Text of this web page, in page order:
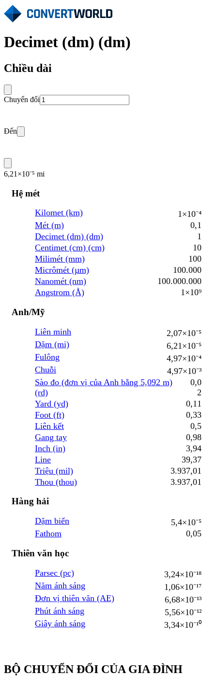
Decimet (dm) (dm)
Chiều dài
Chuyển đổi
Đến
6,21×10⁻⁵ mi
Hệ mét
Kilomet (km)
1×10⁻⁴
Mét (m)
0,1
Decimet (dm) (dm)
1
Centimet (cm) (cm)
10
Milimét (mm)
100
Micrômét (µm)
100.000
Nanomét (nm)
100.000.000
Angstrom (Å)
1×10⁹
Anh/Mỹ
Liên minh
2,07×10⁻⁵
Dặm (mi)
6,21×10⁻⁵
Fulông
4,97×10⁻⁴
Chuỗi
4,97×10⁻³
Sào đo (đơn vị của Anh bằng 5,092 m)
(rd)
0,0
2
Yard (yd)
0,11
Foot (ft)
0,33
Liên kết
0,5
Gang tay
0,98
Inch (in)
3,94
Line
39,37
Triệu (mil)
3.937,01
Thou (thou)
3.937,01
Hàng hải
Dặm biển
5,4×10⁻⁵
Fathom
0,05
Thiên văn học
Parsec (pc)
3,24×10⁻¹⁸
Năm ánh sáng
1,06×10⁻¹⁷
Đơn vị thiên văn (AE)
6,68×10⁻¹³
Phút ánh sáng
5,56×10⁻¹²
Giây ánh sáng
3,34×10⁻¹⁰
BỘ CHUYỂN ĐỔI CỦA GIA ĐÌNH